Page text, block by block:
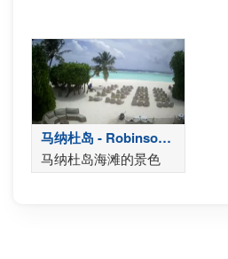
马纳杜岛 - Robinson
Noonu
马纳杜岛海滩的景色